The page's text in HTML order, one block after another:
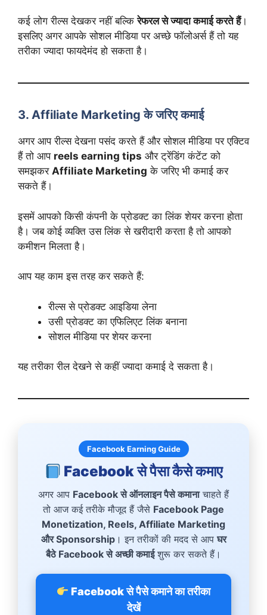
कई लोग रील्स देखकर नहीं बल्किरेफरल से ज्यादा कमाई करते हैं।
इसलिए अगर आपके सोशल मीडिया पर अच्छे फॉलोअर्स हैं तो यह
तरीका ज्यादा फायदेमंद हो सकता है।
3. Affiliate Marketing के जरिए कमाई
अगर आप रील्स देखना पसंद करते हैं और सोशल मीडिया पर एक्टिव
हैं तो आप reels earning tips और ट्रेंडिंग कंटेंट को
समझकर Affiliate Marketing के जरिए भी कमाई कर
सकते हैं।
इसमें आपको किसी कंपनी के प्रोडक्ट का लिंक शेयर करना होता
है। जब कोई व्यक्ति उस लिंक से खरीदारी करता है तो आपको
कमीशन मिलता है।
आप यह काम इस तरह कर सकते हैं:
रील्स से प्रोडक्ट आइडिया लेना
उसी प्रोडक्ट का एफिलिएट लिंक बनाना
सोशल मीडिया पर शेयर करना
यह तरीका रील देखने से कहीं ज्यादा कमाई दे सकता है।
Facebook Earning Guide
Facebook से पैसा कैसे कमाए
अगर आप Facebook से ऑनलाइन पैसे कमानाचाहते हैं
तो आज कई तरीके मौजूद हैं जैसे Facebook Page
Monetization, Reels, Affiliate Marketing
और Sponsorship। इन तरीकों की मदद से आपघर
बैठे Facebook से अच्छी कमाईशुरू कर सकते हैं।
Facebook से पैसे कमाने का तरीका
देखें